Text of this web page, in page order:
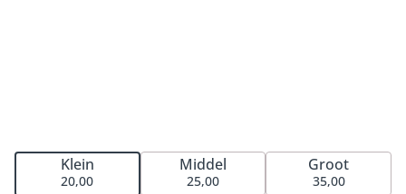
Klein
20,00
Middel
25,00
Groot
35,00